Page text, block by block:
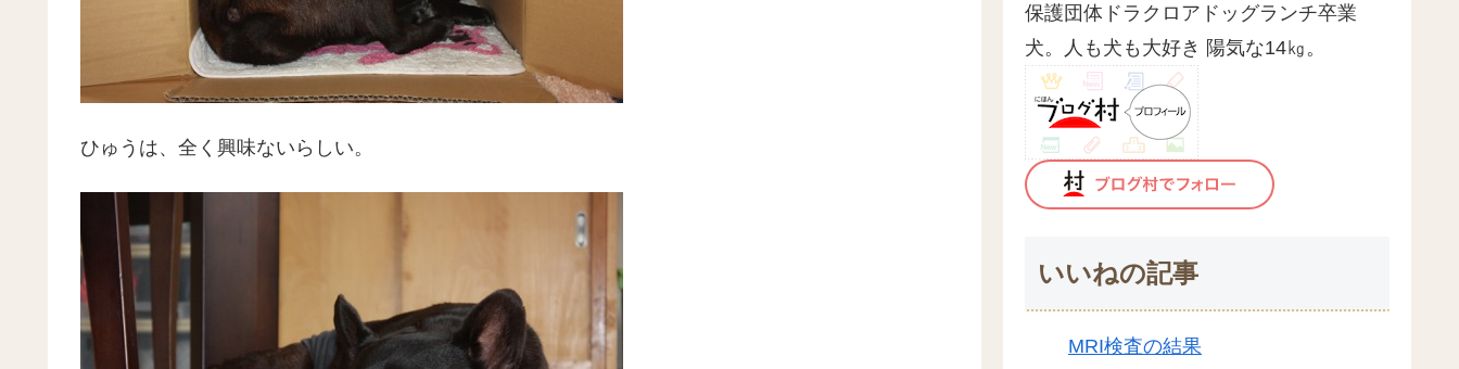
ひゅうは、全く興味ないらしい。
保護団体ドラクロアドッグランチ卒業
犬。人も犬も大好き 陽気な14㎏。
いいねの記事
MRI検査の結果